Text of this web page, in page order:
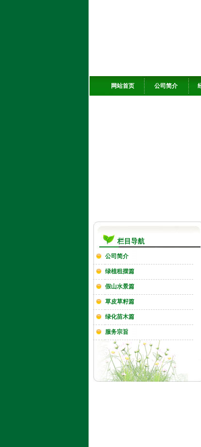
网站首页 公司简介
栏目导航
公司简介
绿植租摆篇
假山水景篇
草皮草籽篇
绿化苗木篇
服务宗旨